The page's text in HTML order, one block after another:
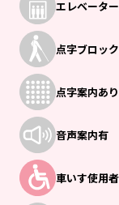
エレベータ
点字ブロッ
点字案内あり
音声案内有
車いす使用者